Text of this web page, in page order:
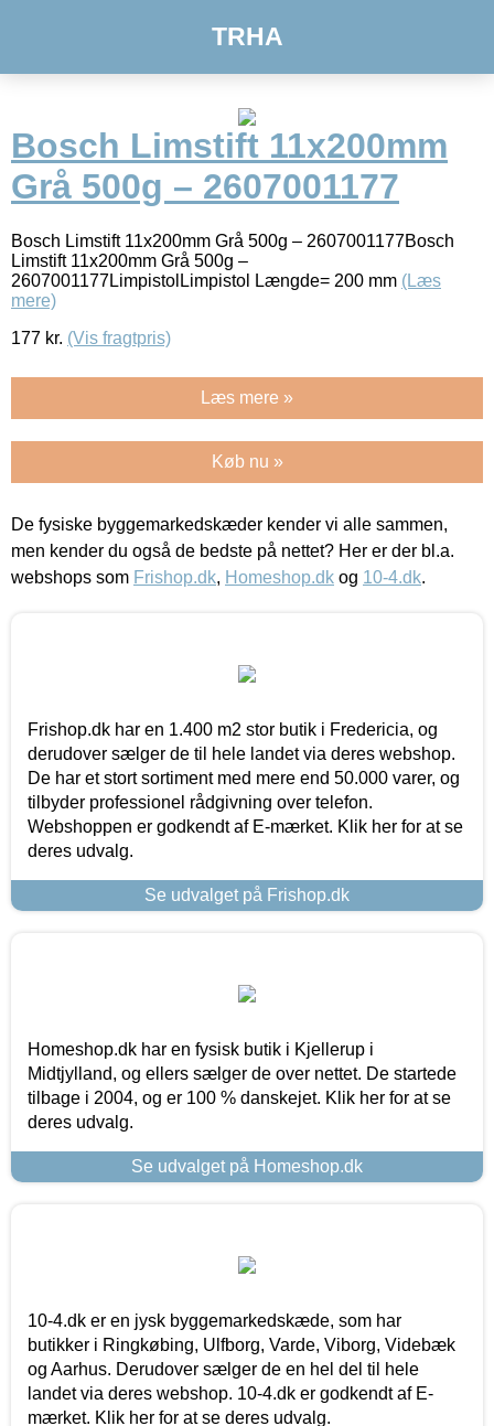
TRHA
Bosch Limstift 11x200mm
Grå 500g – 2607001177
Bosch Limstift 11x200mm Grå 500g – 2607001177Bosch
Limstift 11x200mm Grå 500g –
2607001177LimpistolLimpistol Længde= 200 mm (Læs
mere)
177 kr. (Vis fragtpris)
Læs mere »
Køb nu »
De fysiske byggemarkedskæder kender vi alle sammen,
men kender du også de bedste på nettet? Her er der bl.a.
webshops som Frishop.dk, Homeshop.dk og 10-4.dk.
Frishop.dk har en 1.400 m2 stor butik i Fredericia, og
derudover sælger de til hele landet via deres webshop.
De har et stort sortiment med mere end 50.000 varer, og
tilbyder professionel rådgivning over telefon.
Webshoppen er godkendt af E-mærket. Klik her for at se
deres udvalg.
Se udvalget på Frishop.dk
Homeshop.dk har en fysisk butik i Kjellerup i
Midtjylland, og ellers sælger de over nettet. De startede
tilbage i 2004, og er 100 % danskejet. Klik her for at se
deres udvalg.
Se udvalget på Homeshop.dk
10-4.dk er en jysk byggemarkedskæde, som har
butikker i Ringkøbing, Ulfborg, Varde, Viborg, Videbæk
og Aarhus. Derudover sælger de en hel del til hele
landet via deres webshop. 10-4.dk er godkendt af E-
mærket. Klik her for at se deres udvalg.